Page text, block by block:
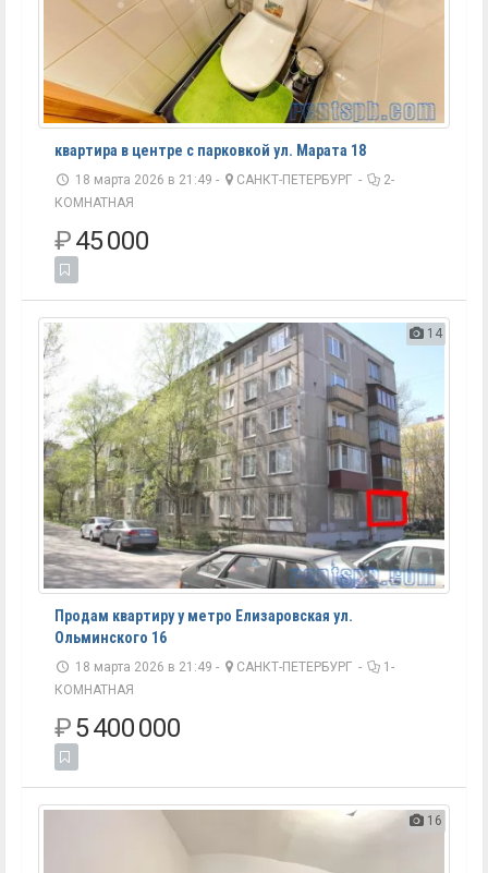
квартира в центре с парковкой ул. Марата 18
18 марта 2026 в 21:49 - САНКТ-ПЕТЕРБУРГ -
2-
КОМНАТНАЯ
₽45 000
14
Продам квартиру у метро Елизаровская ул.
Ольминского 16
18 марта 2026 в 21:49 - САНКТ-ПЕТЕРБУРГ -
1-
КОМНАТНАЯ
₽5 400 000
16